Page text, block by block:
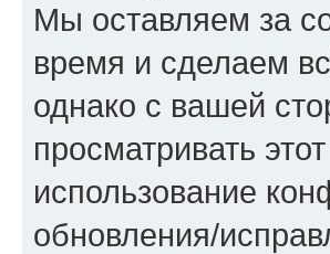
Мы оставляем за
время и сделаем
однако с вашей
просматривать
использование
обновления/